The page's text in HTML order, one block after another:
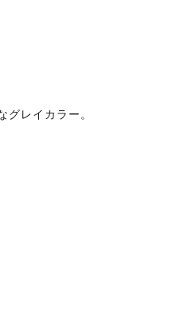
グレイカラー。